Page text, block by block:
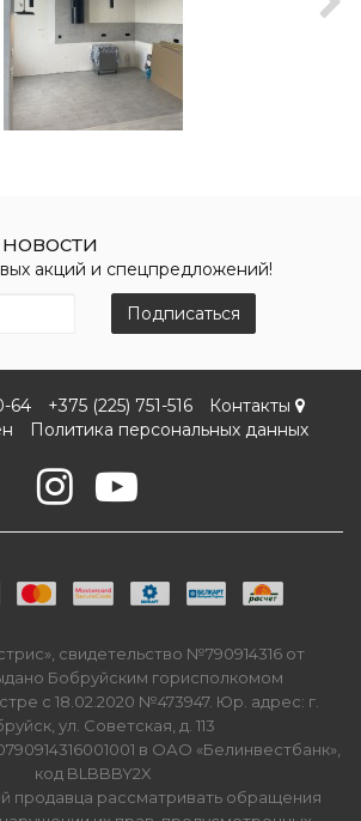
акций и спецпредложений!
Подписаться
64 +375 (225) 751-516
Контакты
Политика персональных данных
свидетельство №790914316 от
Бобруйским горисполкомом
с 18.02.2020 №473947. Юр. адрес: г.
ул. Советская, д. 113
в ОАО «Белинвестбанк»,
код BLBBBY2X
продавца рассматривать обращения